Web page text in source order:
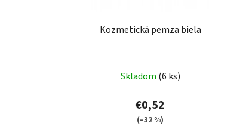
Kozmetická pemza biela
Skladom (6 ks)
€0,52
(–32 %)